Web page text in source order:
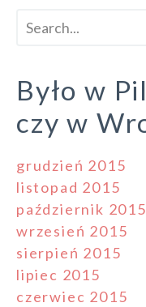
Było w
czy w
grudzień 2015
listopad 2015
październik 2015
wrzesień 2015
sierpień 2015
lipiec 2015
czerwiec 2015